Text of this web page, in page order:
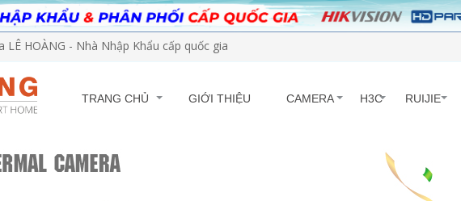
HOÀNG - Nhà Nhập Khẩu cấp quốc gia
TRANG CHỦ GIỚI THIỆU CAMERA H3C RUIJIE